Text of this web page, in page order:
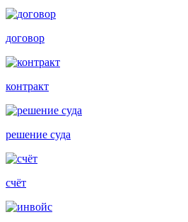
договор
контракт
решение суда
счёт